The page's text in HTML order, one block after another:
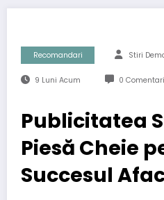
Recomandari Stiri
9 Luni Acum 0
Publicitatea
Piesă Cheie
Succesul